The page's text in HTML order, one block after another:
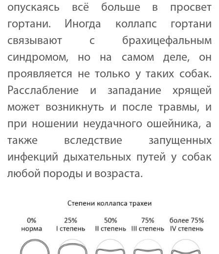
опускаясь всё больше в просвет
гортани. Иногда коллапс гортани
связывают с брахицефальным
синдромом, но на самом деле, он
проявляется не только у таких собак.
Расслабление и западание хрящей
может возникнуть и после травмы, и
при ношении неудачного ошейника, а
также вследствие запущенных
инфекций дыхательных путей у собак
любой породы и возраста.